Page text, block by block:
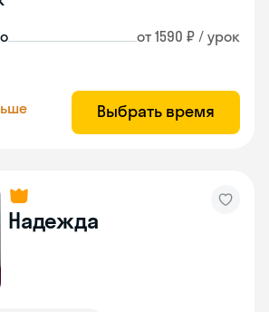
от 1590 ₽ / урок
Выбрать время
Надежда